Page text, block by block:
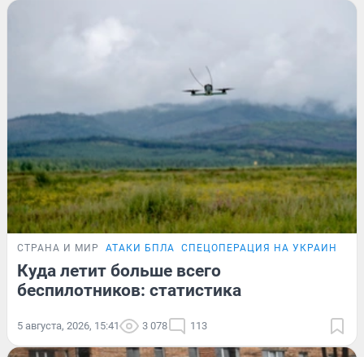
СТРАНА И МИР АТАКИ БПЛА СПЕЦОПЕРАЦИЯ НА УКРАИНЕ
Куда летит больше всего
беспилотников: статистика
5 августа, 2026, 15:41 3 078 113